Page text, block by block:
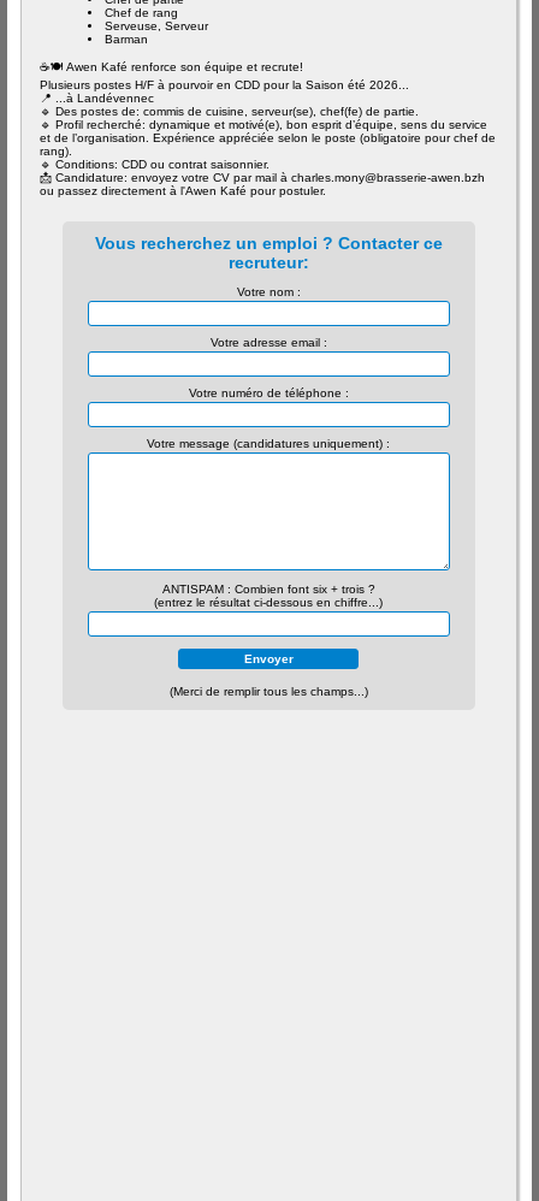
Chef de rang
Serveuse, Serveur
Barman
☕🍽️ Awen Kafé renforce son équipe et recrute!
Plusieurs postes H/F à pourvoir en CDD pour la Saison été 2026...
📍 ...à Landévennec
🔹 Des postes de: commis de cuisine, serveur(se), chef(fe) de partie.
🔹 Profil recherché: dynamique et motivé(e), bon esprit d’équipe, sens du service
et de l’organisation. Expérience appréciée selon le poste (obligatoire pour chef de
rang).
🔹 Conditions: CDD ou contrat saisonnier.
📩 Candidature: envoyez votre CV par mail à charles.mony@brasserie-awen.bzh
ou passez directement à l'Awen Kafé pour postuler.
Vous recherchez un emploi ? Contacter ce
recruteur:
Votre nom :
Votre adresse email :
Votre numéro de téléphone :
Votre message (candidatures uniquement) :
ANTISPAM : Combien font six + trois ?
(entrez le résultat ci-dessous en chiffre...)
(Merci de remplir tous les champs...)